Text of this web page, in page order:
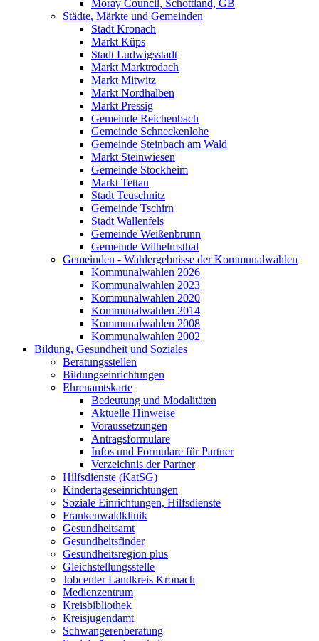
Moray Council, Schottland, GB
Städte, Märkte und Gemeinden
Stadt Kronach
Markt Küps
Stadt Ludwigsstadt
Markt Marktrodach
Markt Mitwitz
Markt Nordhalben
Markt Pressig
Gemeinde Reichenbach
Gemeinde Schneckenlohe
Gemeinde Steinbach am Wald
Markt Steinwiesen
Gemeinde Stockheim
Markt Tettau
Stadt Teuschnitz
Gemeinde Tschirn
Stadt Wallenfels
Gemeinde Weißenbrunn
Gemeinde Wilhelmsthal
Gemeinden - Wahlergebnisse der Kommunalwahlen
Kommunalwahlen 2026
Kommunalwahlen 2023
Kommunalwahlen 2020
Kommunalwahlen 2014
Kommunalwahlen 2008
Kommunalwahlen 2002
Bildung, Gesundheit und Soziales
Beratungsstellen
Bildungseinrichtungen
Ehrenamtskarte
Bedeutung und Modalitäten
Aktuelle Hinweise
Voraussetzungen
Antragsformulare
Infos und Formulare für Partner
Verzeichnis der Partner
Hilfsdienste (KatSG)
Kindertageseinrichtungen
Soziale Einrichtungen, Hilfsdienste
Frankenwaldklinik
Gesundheitsamt
Gesundheitsfinder
Gesundheitsregion plus
Gleichstellungsstelle
Jobcenter Landkreis Kronach
Medienzentrum
Kreisbibliothek
Kreisjugendamt
Schwangerenberatung